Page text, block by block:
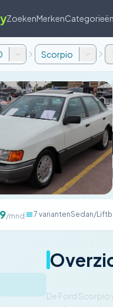
ZoekenMerkenCategorieën
Scorpio
/mnd 7 variantenSedan/
De Ford Scorpio